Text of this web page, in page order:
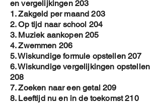
en vergelijkingen 203
1. Zakgeld per maand 203
2. Op tijd naar school 204
3. Muziek aankopen 205
4. Zwemmen 206
5. Wiskundige formule opstellen 207
6. Wiskundige vergelijkingen opstellen
208
7. Zoeken naar een getal 209
8. Leeftijd nu en in de toekomst 210